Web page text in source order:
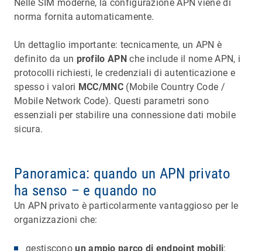
Nelle SIM moderne, la configurazione APN viene di
norma fornita automaticamente.
Un dettaglio importante: tecnicamente, un APN è
definito da un profilo APNche include il nome APN, i
protocolli richiesti, le credenziali di autenticazione e
spesso i valori MCC/MNC (Mobile Country Code /
Mobile Network Code). Questi parametri sono
essenziali per stabilire una connessione dati mobile
sicura.
Panoramica: quando un APN privato
ha senso – e quando no
Un APN privato è particolarmente vantaggioso per le
organizzazioni che:
gestisconoun ampio parco di endpoint mobili;